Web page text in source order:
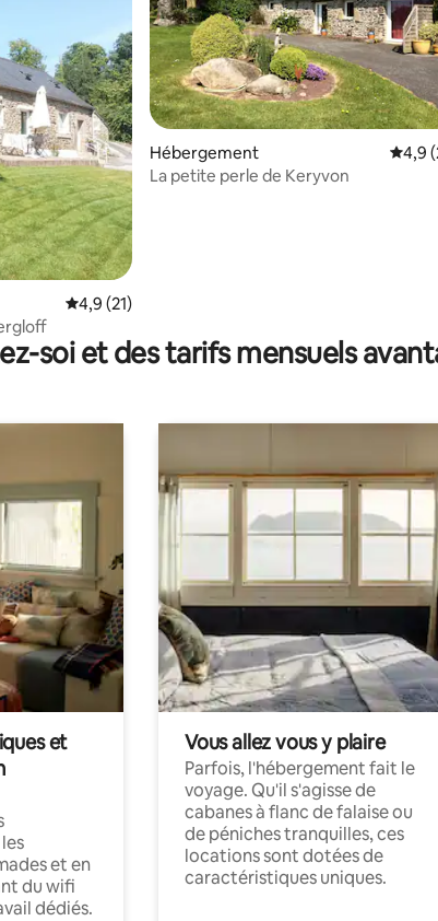
commentaires : 4,9 sur 5
Évaluation moyenne sur la base de 21
4,9 (21)
Hébergement
4,9
La petite perle de Keryvon
soi et des tarifs mensuels
et
et en
du wifi
dédiés.
Vous allez vous y plaire
Parfois, l'hébergement fait le
voyage. Qu'il s'agisse de
cabanes à flanc de falaise ou
de péniches tranquilles, ces
locations sont dotées de
caractéristiques uniques.